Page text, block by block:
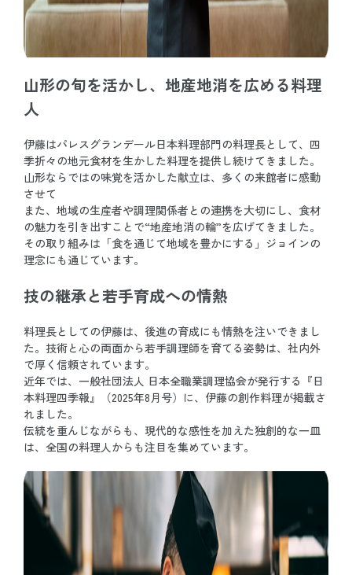
山形の旬を活かし、地産地消を広める料理
人
伊藤はパレスグランデール日本料理部門の料理長として、四
季折々の地元食材を生かした料理を提供し続けてきました。
山形ならではの味覚を活かした献立は、多くの来館者に感動
させて
また、地域の生産者や調理関係者との連携を大切にし、食材
の魅力を引き出すことで“地産地消の輪”を広げてきました。
その取り組みは「食を通じて地域を豊かにする」ジョインの
理念にも通じています。
技の継承と若手育成への情熱
料理長としての伊藤は、後進の育成にも情熱を注いできまし
た。技術と心の両面から若手調理師を育てる姿勢は、社内外
で厚く信頼されています。
近年では、一般社団法人 日本全職業調理協会が発行する『日
本料理四季報』（2025年8月号）に、伊藤の創作料理が掲載さ
れました。
伝統を重んじながらも、現代的な感性を加えた独創的な一皿
は、全国の料理人からも注目を集めています。